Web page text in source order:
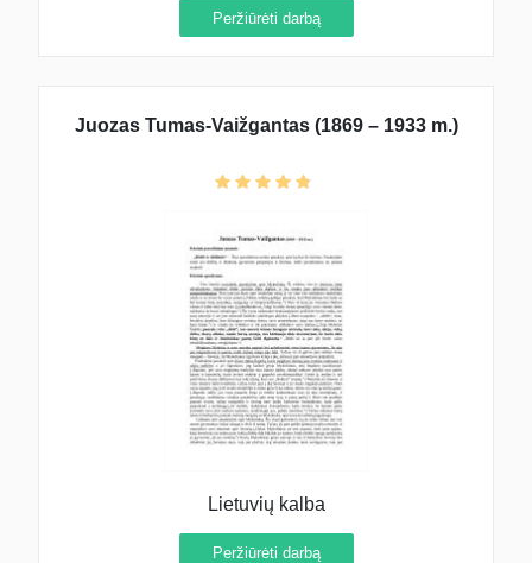
Peržiūrėti darbą
Juozas Tumas-Vaižgantas (1869 – 1933 m.)
Lietuvių kalba
Peržiūrėti darbą